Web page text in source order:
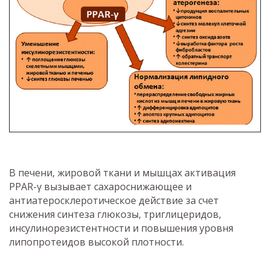
В печени, жировой ткани и мышцах активация
PPAR-γ вызывает сахароснижающее и
антиатеросклеротическое действие за счет
снижения синтеза глюкозы, триглицеридов,
инсулинорезистентности и повышения уровня
липопротеидов высокой плотности.